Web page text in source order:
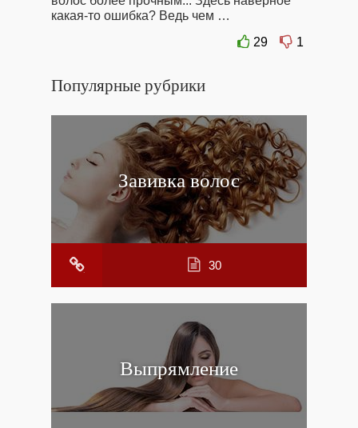
какая-то ошибка? Ведь чем …
29
1
Популярные рубрики
Завивка волос
30
Выпрямление